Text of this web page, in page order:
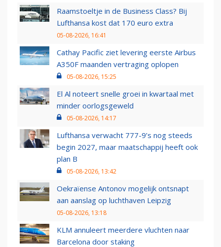
Raamstoeltje in de Business Class? Bij
Lufthansa kost dat 170 euro extra
05-08-2026, 16:41
Cathay Pacific ziet levering eerste Airbus
A350F maanden vertraging oplopen
05-08-2026, 15:25
El Al noteert snelle groei in kwartaal met
minder oorlogsgeweld
05-08-2026, 14:17
Lufthansa verwacht 777-9’s nog steeds
begin 2027, maar maatschappij heeft ook
plan B
05-08-2026, 13:42
Oekraïense Antonov mogelijk ontsnapt
aan aanslag op luchthaven Leipzig
05-08-2026, 13:18
KLM annuleert meerdere vluchten naar
Barcelona door staking